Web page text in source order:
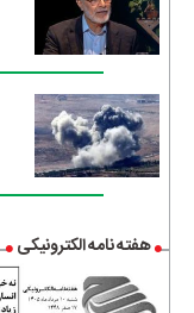
هفته نامه الکترونیکی